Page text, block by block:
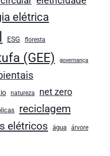
elétrica
ESG floresta
(GEE) governança
natureza
net zero
reciclagem
elétricos água árvore